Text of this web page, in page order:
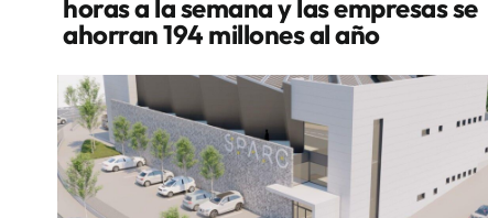
horas a la semana y las empresas se
ahorran 194 millones al año